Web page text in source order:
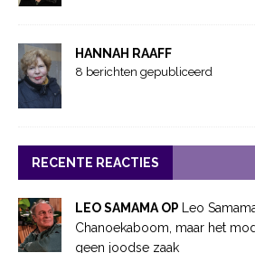
HANNAH RAAFF
8 berichten gepubliceerd
RECENTE REACTIES
LEO SAMAMA OP
Leo
Chanoekaboom, maar het
geen joodse zaak